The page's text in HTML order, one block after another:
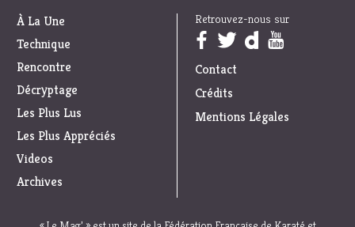
À La Une
Technique
Rencontre
Décryptage
Les Plus Lus
Les Plus Appréciés
Videos
Archives
Retrouvez-nous sur
Trouvez nous sur :
Contact
Crédits
Mentions Légales